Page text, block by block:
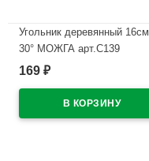
Угольник деревянный 16см
30° МОЖГА арт.С139
В наличии
169 ₽